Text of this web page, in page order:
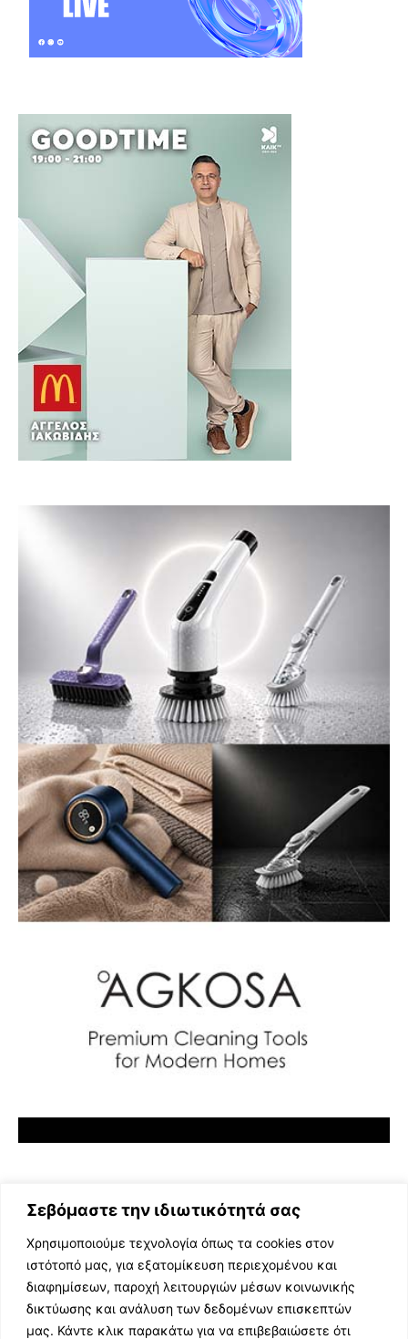
Σεβόμαστε την ιδιωτικότητά σας
Χρησιμοποιούμε τεχνολογία όπως τα cookies στον
ιστότοπό μας, για εξατομίκευση περιεχομένου και
διαφημίσεων, παροχή λειτουργιών μέσων κοινωνικής
δικτύωσης και ανάλυση των δεδομένων επισκεπτών
μας. Κάντε κλικ παρακάτω για να επιβεβαιώσετε ότι
ΕΛΛΗΝΙΚΗ ΜΟΥΣΙΚΗ
TV SHOWS